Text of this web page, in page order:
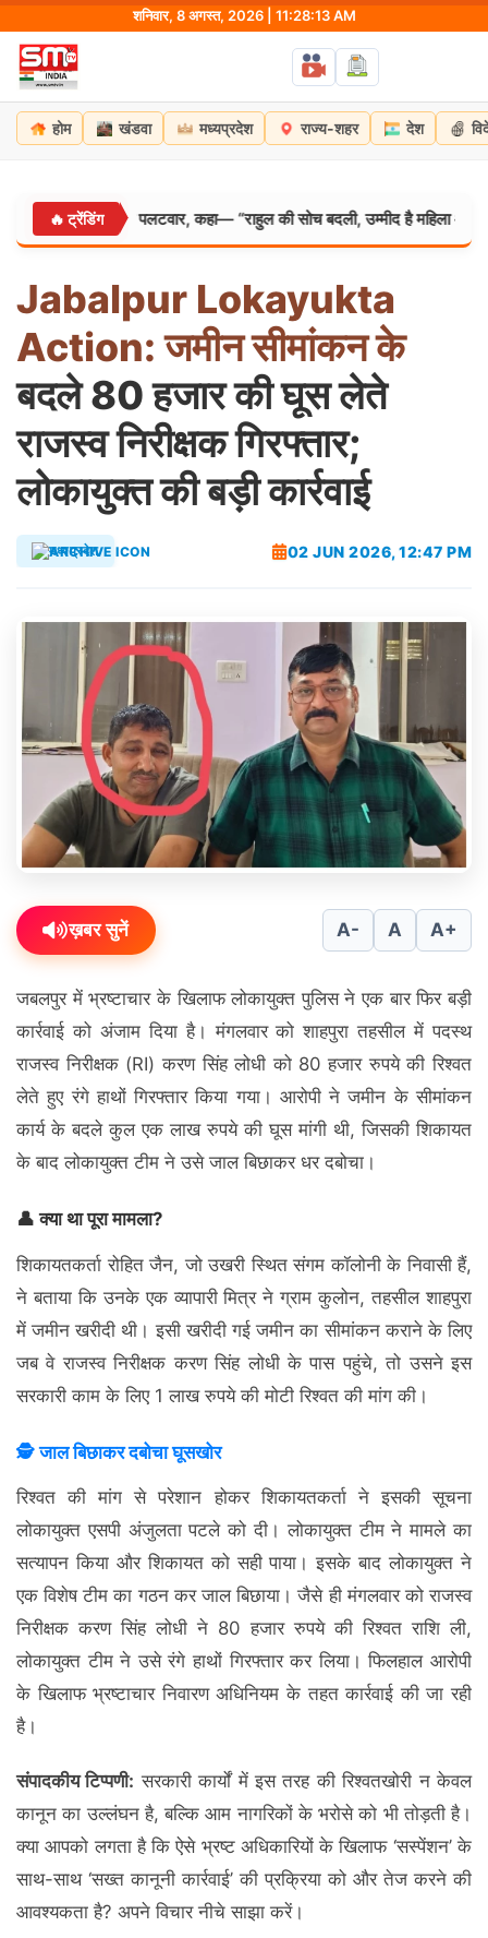
content
शनिवार, 8 अगस्त, 2026 | 11:28:14 AM
होम खंडवा मध्यप्रदेश राज्य-शहर देश
🔥 ट्रेंडिंग
रिजिजू का पलटवार, कहा— “राहुल की सोच बदली, उम्मीद है महिला आरक्षण बिल का
Jabalpur Lokayukta
Action: जमीनसीमांकनके
बदले 80 हजार की घूस लेते
राजस्व निरीक्षक गिरफ्तार;
लोकायुक्त की बड़ी कार्रवाई
मध्यप्रदेश 02 JUN 2026, 12:47 PM
ख़बर सुनें A- A A+
जबलपुर में भ्रष्टाचार के खिलाफ लोकायुक्त पुलिस ने एक बार फिर बड़ी
कार्रवाई को अंजाम दिया है। मंगलवार को शाहपुरा तहसील में पदस्थ
राजस्व निरीक्षक (RI) करण सिंह लोधी को 80 हजार रुपये की रिश्वत
लेते हुए रंगे हाथों गिरफ्तार किया गया। आरोपी ने जमीन के सीमांकन
कार्य के बदले कुल एक लाख रुपये की घूस मांगी थी, जिसकी शिकायत
के बाद लोकायुक्त टीम ने उसे जाल बिछाकर धर दबोचा।
👤 क्या था पूरा मामला?
शिकायतकर्ता रोहित जैन, जो उखरी स्थित संगम कॉलोनी के निवासी हैं,
ने बताया कि उनके एक व्यापारी मित्र ने ग्राम कुलोन, तहसील शाहपुरा
में जमीन खरीदी थी। इसी खरीदी गई जमीन का सीमांकन कराने के लिए
जब वे राजस्व निरीक्षक करण सिंह लोधी के पास पहुंचे, तो उसने इस
सरकारी काम के लिए 1 लाख रुपये की मोटी रिश्वत की मांग की।
🕵️ जाल बिछाकर दबोचा घूसखोर
रिश्वत की मांग से परेशान होकर शिकायतकर्ता ने इसकी सूचना
लोकायुक्त एसपी अंजुलता पटले को दी। लोकायुक्त टीम ने मामले का
सत्यापन किया और शिकायत को सही पाया। इसके बाद लोकायुक्त ने
एक विशेष टीम का गठन कर जाल बिछाया। जैसे ही मंगलवार को राजस्व
निरीक्षक करण सिंह लोधी ने 80 हजार रुपये की रिश्वत राशि ली,
लोकायुक्त टीम ने उसे रंगे हाथों गिरफ्तार कर लिया। फिलहाल आरोपी
के खिलाफ भ्रष्टाचार निवारण अधिनियम के तहत कार्रवाई की जा रही
है।
संपादकीय टिप्पणी: सरकारी कार्यों में इस तरह की रिश्वतखोरी न केवल
कानून का उल्लंघन है, बल्कि आम नागरिकों के भरोसे को भी तोड़ती है।
क्या आपको लगता है कि ऐसे भ्रष्ट अधिकारियों के खिलाफ ‘सस्पेंशन’ के
साथ-साथ ‘सख्त कानूनी कार्रवाई’ की प्रक्रिया को और तेज करने की
आवश्यकता है? अपने विचार नीचे साझा करें।